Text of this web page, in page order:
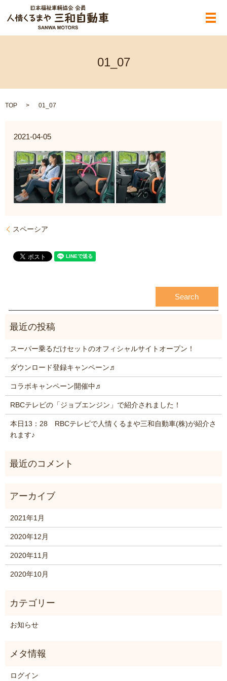
メ
01_07
TOP 01_07
2021-04-05
スペーシア
スーパー乗るだけセットのオフィシャルサイトオープン！
ダウンロード登録キャンペーン♬
コラボキャンペーン開催中♬
RBCテレビの「ジョブエンジン」で紹介されました！
本日13：28 RBCテレビで人情くるまや三和自動車(株)が紹介さ
れます♪
2021年1月
2020年12月
2020年11月
2020年10月
お知らせ
ログイン